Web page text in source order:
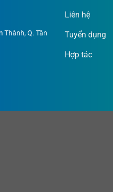
Thành, Q. Tân
Liên hệ
Tuyển dụng
Hợp tác